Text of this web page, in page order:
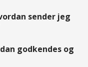
sender jeg
godkendes og